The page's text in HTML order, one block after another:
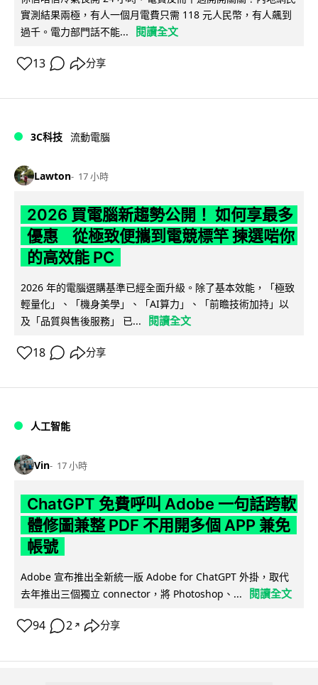
實測結果兩極，有人一個月電費只需 118 元人民幣，有人飆到
過千。電力部門話不能...
閱讀全文
13 分享
3C科技 流動電腦
Lawton 17 小時
2026 買電腦新趨勢公開！ 如何享最多
優惠 從極致便攜到電競標竿 揀選啱你
的高效能 PC
2026 年的電腦選購基準已經全面升級。除了基本效能，「極致
輕量化」、「機身美學」、「AI算力」、「前瞻技術加持」以
及「品質與售後服務」 已...
閱讀全文
18 分享
人工智能
Vin 17 小時
ChatGPT 免費呼叫 Adobe 一句話跨軟
體修圖兼整 PDF 不用開多個 APP 兼免
帳號
Adobe 宣布推出全新統一版 Adobe for ChatGPT 外掛，取代
去年推出三個獨立 connector，將 Photoshop、...
閱讀全文
94 2 ↗ 分享